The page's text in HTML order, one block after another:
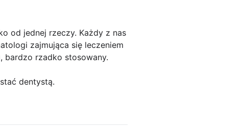
od jednej rzeczy. Każdy z nas
zajmująca się leczeniem
bardzo rzadko stosowany.
dentystą.